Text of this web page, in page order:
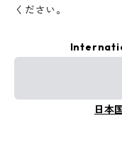
ください。
日本